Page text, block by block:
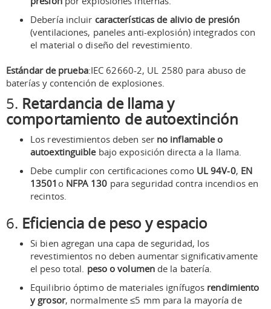
Debería incluir características de alivio de presión
(ventilaciones, paneles anti-explosión) integrados con
el material o diseño del revestimiento.
Estándar de prueba:IEC 62660-2, UL 2580 para abuso de
baterías y contención de explosiones.
5. Retardancia de llama y
comportamiento de autoextinción
Los revestimientos deben ser no inflamable o
autoextinguiblebajo exposición directa a la llama.
Debe cumplir con certificaciones como UL 94V-0, EN
13501 o NFPA 130 para seguridad contra incendios en
recintos.
6. Eficiencia de peso y espacio
Si bien agregan una capa de seguridad, los
revestimientos no deben aumentar significativamente
el peso total. peso o volumende la batería.
Equilibrio óptimo de materiales ignífugos rendimiento
y grosor, normalmente ≤5 mm para la mayoría de